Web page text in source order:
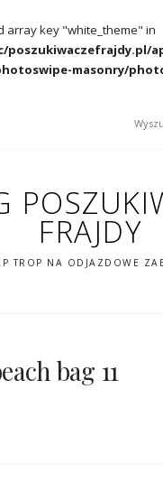
array key "white_theme" in
poszukiwaczefrajdy.pl/
masonry/
FRAJDY
TROP NA ODJAZDOWE
bag 11